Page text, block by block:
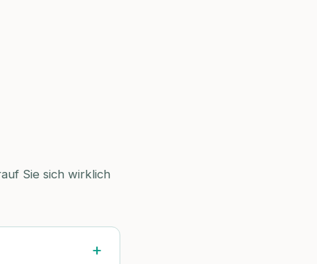
Sie sich wirklich